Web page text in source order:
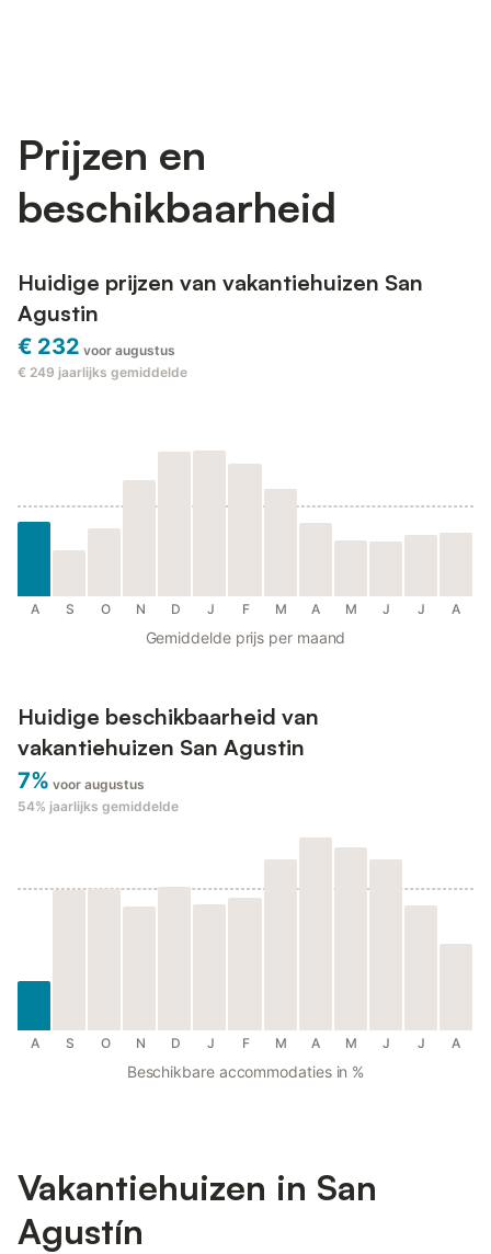
Prijzen en
beschikbaarheid
Huidige prijzen van vakantiehuizen San
Agustin
€ 232 voor augustus
€ 249 jaarlijks gemiddelde
A S O N D J F M A M J J A
Gemiddelde prijs per maand
Huidige beschikbaarheid van
vakantiehuizen San Agustin
7% voor augustus
54% jaarlijks gemiddelde
A S O N D J F M A M J J A
Beschikbare accommodaties in %
Vakantiehuizen in San
Agustín